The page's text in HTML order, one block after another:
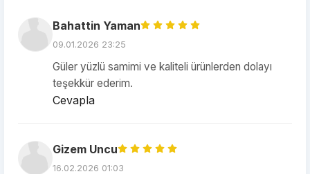
Bahattin Yaman
09.01.2026 23:25
Güler yüzlü samimi ve kaliteli ürünlerden dolayı
teşekkür ederim.
Cevapla
Gizem Uncu
16.02.2026 01:03